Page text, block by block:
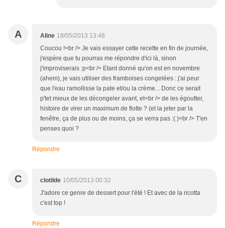
A Aline 18/05/2013 13:48
Coucou !<br /> Je vais essayer cette recette en fin de journée,
j'espère que tu pourras me répondre d'ici là, sinon
j'improviserais :p<br /> Etant donné qu'on est en novembre
(ahem), je vais utiliser des framboises congelées : j'ai peur
que l'eau ramollisse la pate et/ou la crème... Donc ce serait
p'tet mieux de les décongeler avant, et<br /> de les égoutter,
histoire de virer un maximum de flotte ? (et la jeter par la
fenêtre, ça de plus ou de moins, ça se verra pas :( )<br /> T'en
penses quoi ?
Répondre
C clotilde 10/05/2013 00:32
J'adore ce genre de dessert pour l'été ! Et avec de la ricotta
c'est top !
Répondre